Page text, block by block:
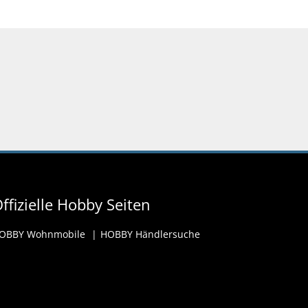
Hobby Seiten
Wohnmobile HOBBY Händlersuche